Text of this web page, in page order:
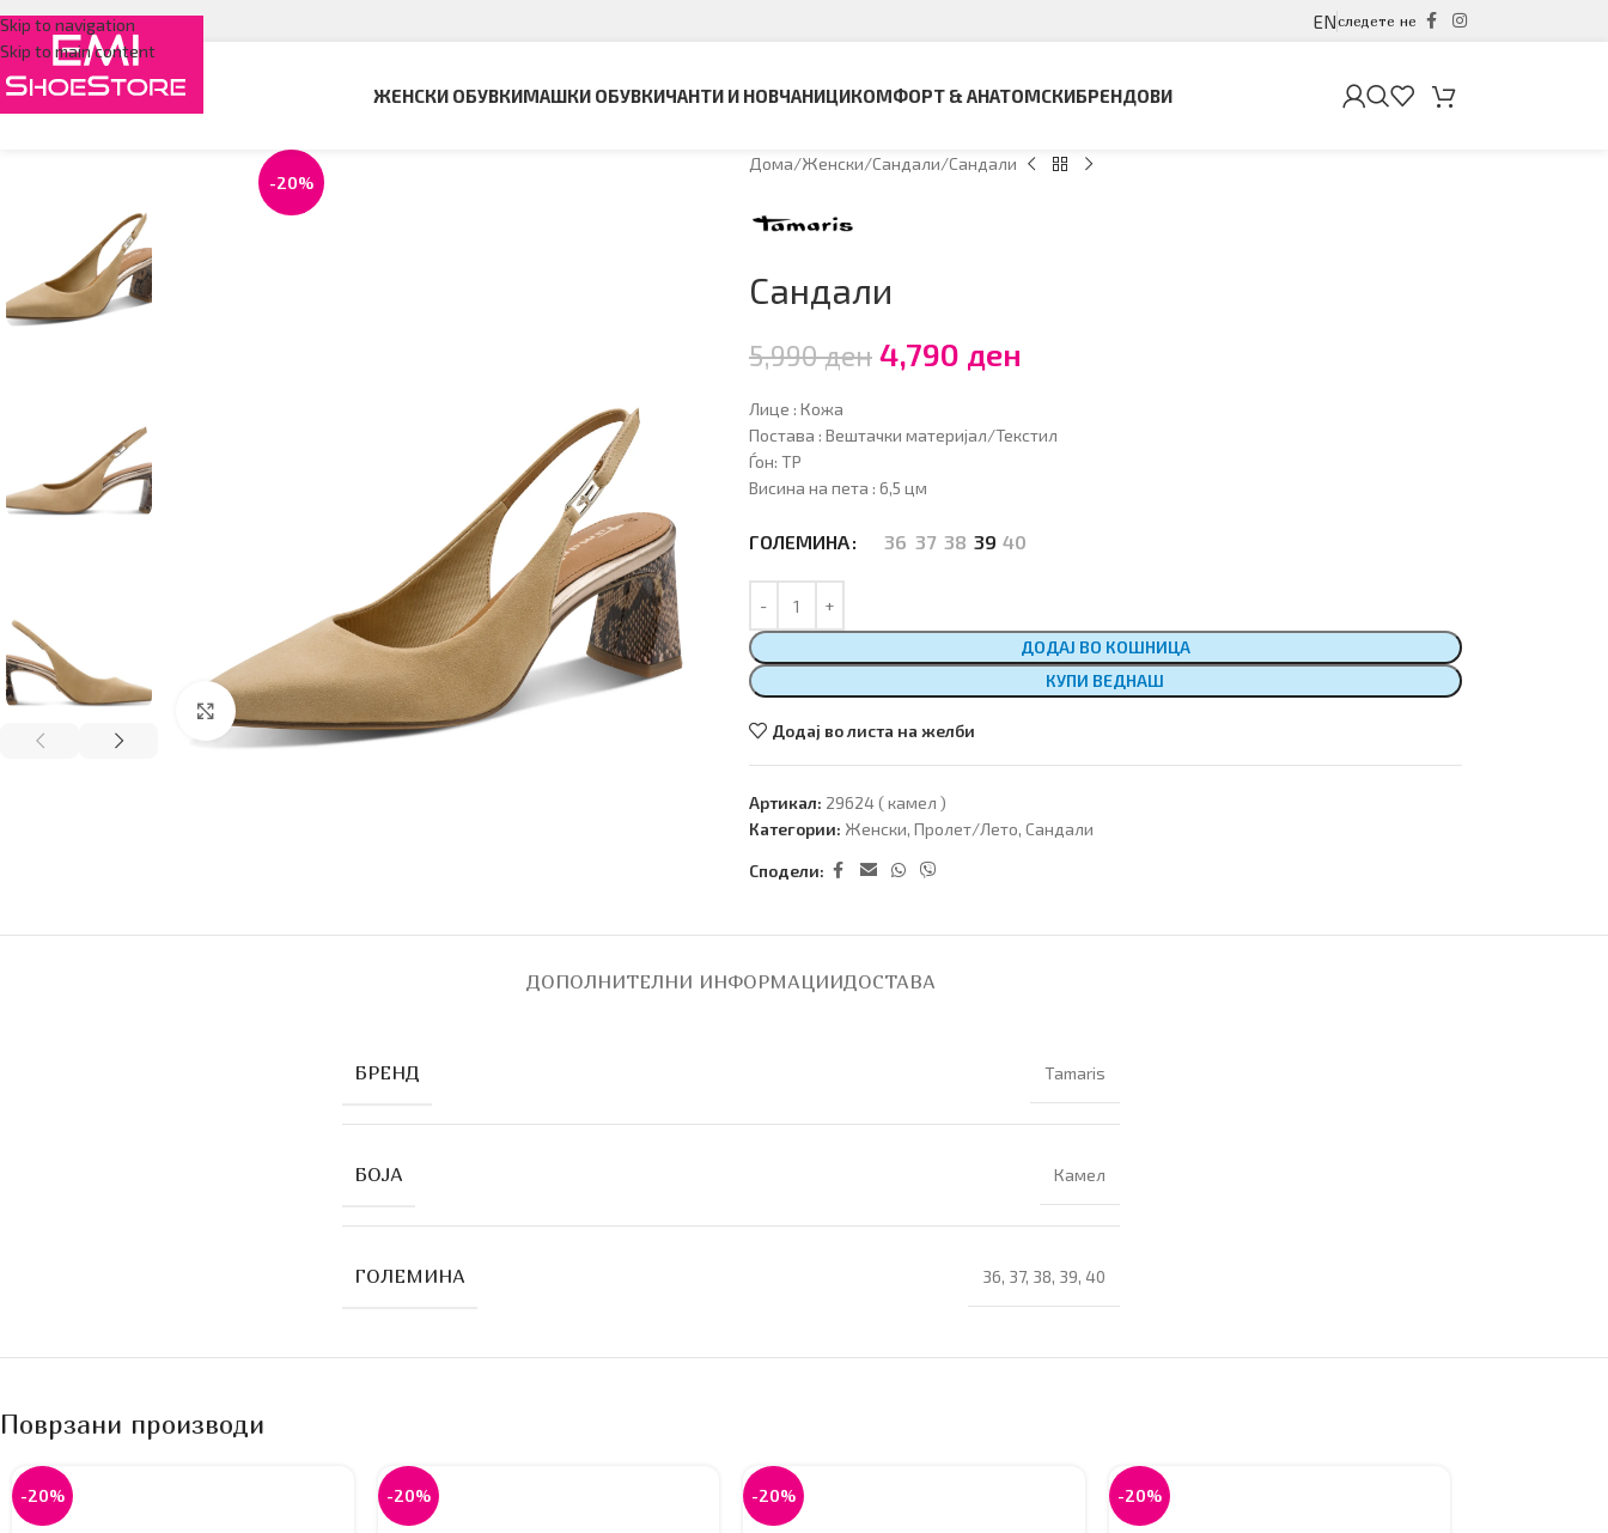
Skip to navigation
Skip to main content
ENследете не
ЖЕНСКИ ОБУВКИМАШКИ ОБУВКИЧАНТИ И НОВЧАНИЦИКОМФОРТ & АНАТОМСКИБРЕНДОВИ
-20%
Дома Женски Сандали Сандали
Сандали
5,990ден 4,790 ден
Лице : Кожа
Постава : Вештачки материјал/Текстил
Ѓон: TP
Висина на пета : 6,5 цм
ГОЛЕМИНА 36 37 38 39 40
ДОДАЈ ВО КОШНИЦА
КУПИ ВЕДНАШ
Додај во листа на желби
Артикал: 29624 ( камел )
Категории: Женски, Пролет/Лето, Сандали
Сподели:
ДОПОЛНИТЕЛНИ ИНФОРМАЦИИДОСТАВА
БРЕНД Tamaris
БОЈА Камел
ГОЛЕМИНА 36, 37, 38, 39, 40
Поврзани производи
-20% -20% -20% -20%